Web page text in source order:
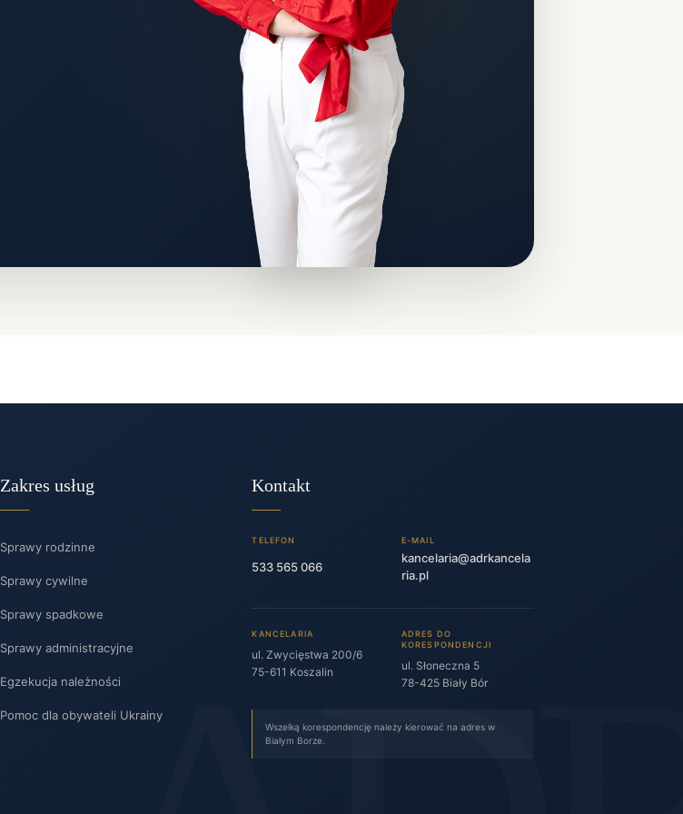
Zakres usług
Sprawy rodzinne
Sprawy cywilne
Sprawy spadkowe
Sprawy administracyjne
Egzekucja należności
Pomoc dla obywateli Ukrainy
Kontakt
TELEFON
533 565 066
E-MAIL
kancelaria@adrkancela
ria.pl
KANCELARIA
ul. Zwycięstwa 200/6
75-611 Koszalin
ADRES DO
KORESPONDENCJI
ul. Słoneczna 5
78-425 Biały Bór
Wszelką korespondencję należy kierować na adres w
Białym Borze.